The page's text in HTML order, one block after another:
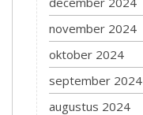
november 2024
oktober 2024
september 2024
augustus 2024